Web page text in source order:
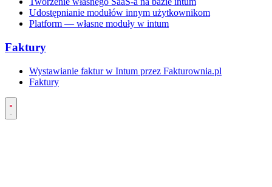
Udostępnianie modułów innym użytkownikom
Platform — własne moduły w intum
Faktury
Wystawianie faktur w Intum przez Fakturownia.pl
Faktury